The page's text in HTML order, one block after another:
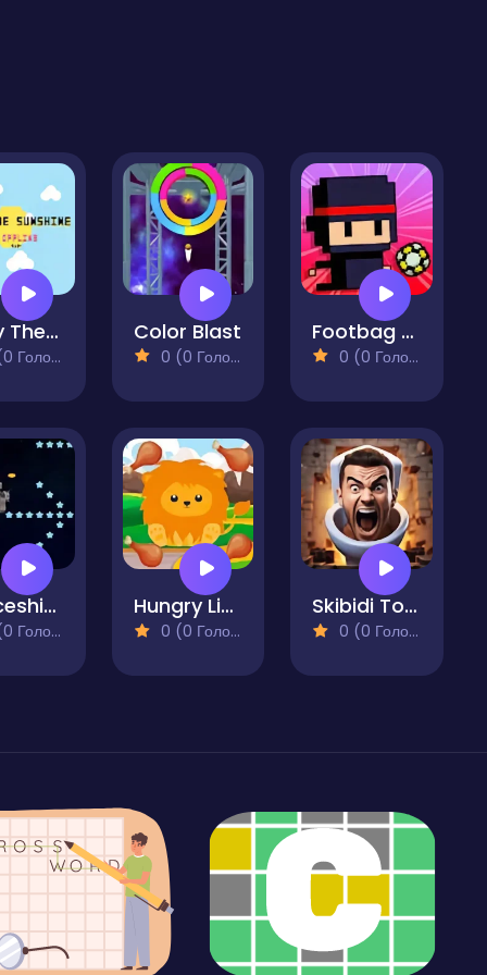
Enjoy The Sunshine Color Blast
0 (0 Голосів)
Footbag Fanatic
0 (0 Голосів)
Spaceship Blaster Hungry Lion
0 (0 Голосів)
Skibidi Toilet Clicker
0 (0 Голосів)